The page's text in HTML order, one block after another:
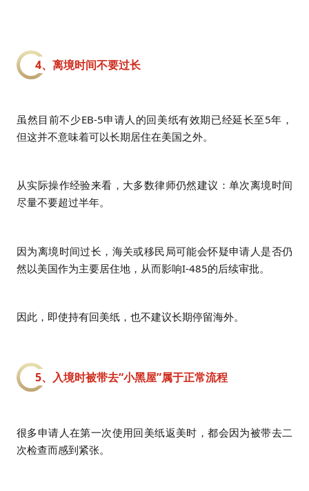
4、离境时间不要过长
虽然目前不少EB-5申请人的回美纸有效期已经延长至5年，
但这并不意味着可以长期居住在美国之外。
从实际操作经验来看，大多数律师仍然建议： 单次离境时间
尽量不要超过半年。
因为离境时间过长，海关或移民局可能会怀疑申请人是否仍
然以美国作为主要居住地，从而影响I-485的后续审批。
因此，即使持有回美纸，也不建议长期停留海外。
5、入境时被带去“小黑屋”属于正常流程
很多申请人在第一次使用回美纸返美时，都会因为被带去二
次检查而感到紧张。